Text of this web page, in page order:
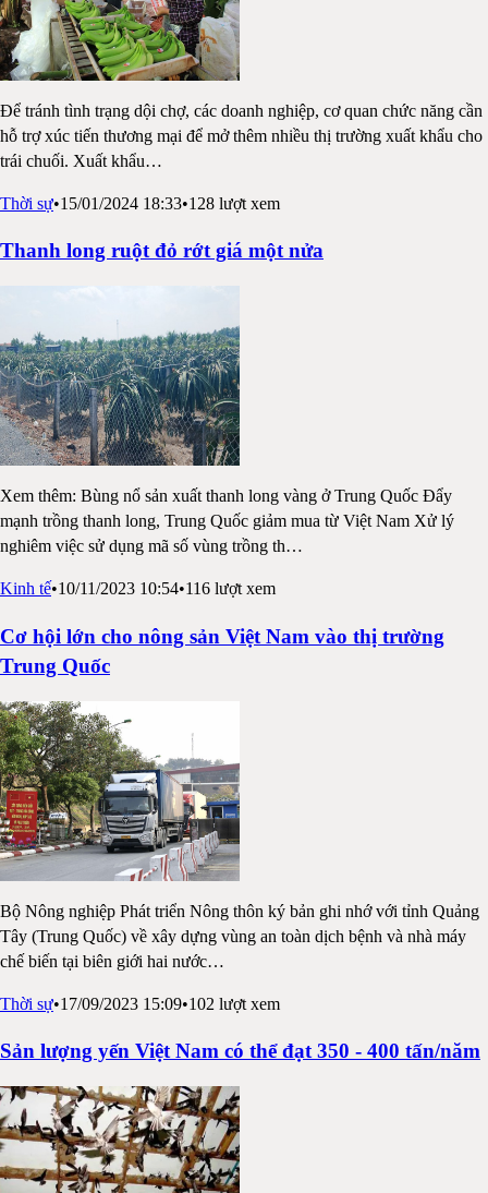
Để tránh tình trạng dội chợ, các doanh nghiệp, cơ quan chức năng cần
hỗ trợ xúc tiến thương mại để mở thêm nhiều thị trường xuất khẩu cho
trái chuối. Xuất khẩu…
Thời sự•15/01/2024 18:33•128 lượt xem
Thanh long ruột đỏ rớt giá một nửa
Xem thêm: Bùng nổ sản xuất thanh long vàng ở Trung Quốc Đẩy
mạnh trồng thanh long, Trung Quốc giảm mua từ Việt Nam Xử lý
nghiêm việc sử dụng mã số vùng trồng th…
Kinh tế•10/11/2023 10:54•116 lượt xem
Cơ hội lớn cho nông sản Việt Nam vào thị trường
Trung Quốc
Bộ Nông nghiệp Phát triển Nông thôn ký bản ghi nhớ với tỉnh Quảng
Tây (Trung Quốc) về xây dựng vùng an toàn dịch bệnh và nhà máy
chế biến tại biên giới hai nước…
Thời sự•17/09/2023 15:09•102 lượt xem
Sản lượng yến Việt Nam có thể đạt 350 - 400 tấn/năm